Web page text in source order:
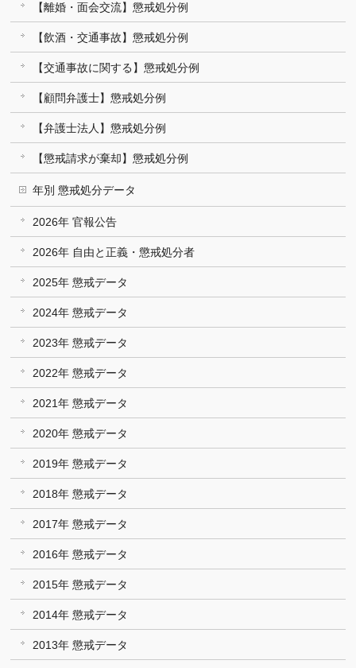
【離婚・面会交流】懲戒処分例
【飲酒・交通事故】懲戒処分例
【交通事故に関する】懲戒処分例
【顧問弁護士】懲戒処分例
【弁護士法人】懲戒処分例
【懲戒請求が棄却】懲戒処分例
年別 懲戒処分データ
2026年 官報公告
2026年 自由と正義・懲戒処分者
2025年 懲戒データ
2024年 懲戒データ
2023年 懲戒データ
2022年 懲戒データ
2021年 懲戒データ
2020年 懲戒データ
2019年 懲戒データ
2018年 懲戒データ
2017年 懲戒データ
2016年 懲戒データ
2015年 懲戒データ
2014年 懲戒データ
2013年 懲戒データ